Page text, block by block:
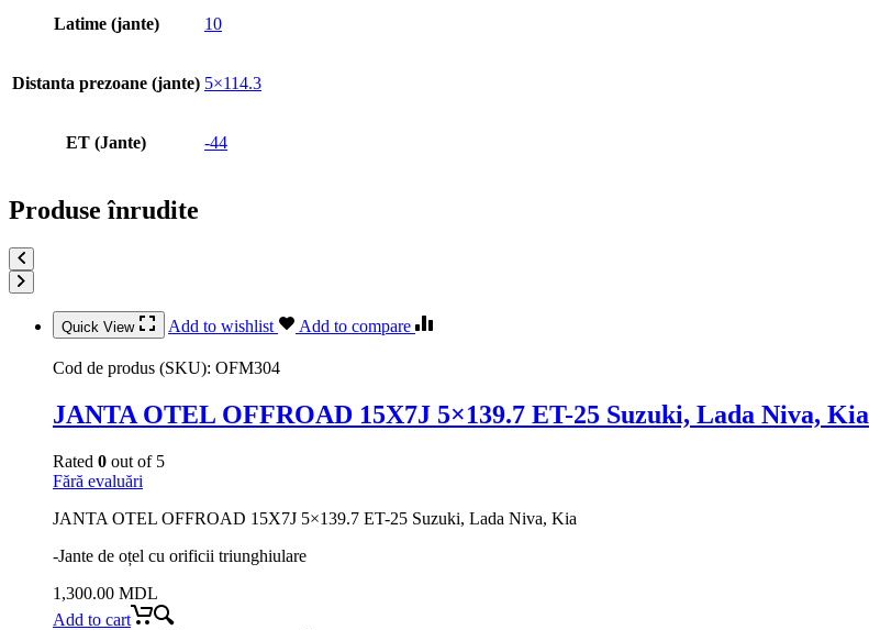
Latime (jante) 10
Distanta prezoane (jante) 5×114.3
ET (Jante) -44
Produse înrudite
Quick View Add to wishlist Add to compare
Cod de produs (SKU): OFM304
JANTA OTEL OFFROAD 15X7J 5×139.7 ET-25 Suzuki, Lada Niva, Kia
Rated 0 out of 5
Fără evaluări
JANTA OTEL OFFROAD 15X7J 5×139.7 ET-25 Suzuki, Lada Niva, Kia
-Jante de oțel cu orificii triunghiulare
1,300.00 MDL
Add to cart